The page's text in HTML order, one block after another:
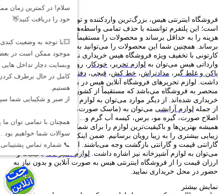
فروشگاه اینترنتی هیس، بزرگ‌ترین وارد‌کننده و تولید‌کننده لوازم تحریر
است؛ این پلتفرم توانسته با حذف تمامی واسطه‌ها و واردات مستقیم،
هزینه را به حداقل برساند و محصولات را مستقیماً به دست مصرف‌کننده
برساند. همچنین شما این محصولات را می‌توانید به صورت عمده، رگلامی و
کارتونی با تخفیف ویژه فروشگاه هیس خریداری نمایید. از جمله محصولات
وارداتی هیس می‌توان به لوازم تحریر ، خودکار ، روان‌نویس، جامدادی، اتود،
پاکن و غلط گیر ، مدادتراش، خط کش، قیچی، دفترچه یادداشت
و... ) اشاره
داشت. لوازم تحریر‌های فروشگاه آنلاین هیس در بیشتر موارد یونیک و
منحصر به فروشگاه می‌باشد که مستقیماً از کشور‌های چین، ژاپن و...
خریداری شده‌اند. از دیگر موارد می‌توان به لوازم آرایشی نیز اشاره داشت؛
از جمله لوازم آرایشی می‌توان به (ماسک صورت، ناخن مصنوعی، تیغ
اصلاح صورت، گیره مو، برس، کیسه آب گرم و... ) اشاره داشت. که
همیشه بهترین‌ها و باکیفیت‌ترین لوازم را برای شما موجود کرده‌ایم تا بتوانیم
زیبایی بیشتری را به زیبا رویان برسانیم. ضمن اینکه همه محصولات دارای
گارانتی قیمت و گارانتی بازگشت وجه می‌باشند. از دیگر محصولات هیس
می‌توان به لوازم آشپزخانه نیز اشاره داشت. لوازم آشپزخانه
ارزان قیمت را از فروشگاه اینترنتی هیس به صورت آنلاین و بدون نیاز به
حضور در محل خریداری نمایید.
نمایش بیشتر